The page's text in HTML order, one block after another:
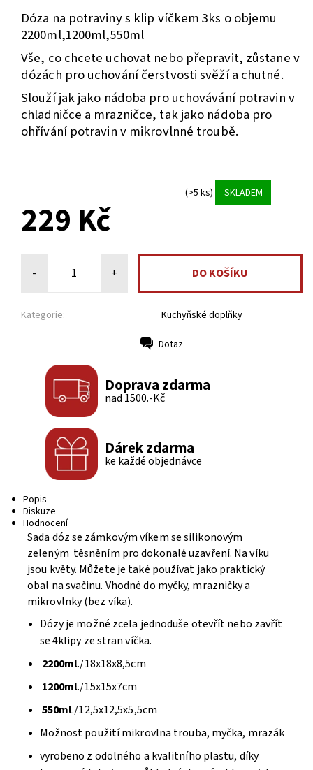
Dóza na potraviny s klip víčkem 3ks o objemu
2200ml,1200ml,550ml
Vše, co chcete uchovat nebo přepravit, zůstane v
dózách pro uchování čerstvosti svěží a chutné.
Slouží jak jako nádoba pro uchovávání potravin v
chladničce a mrazničce, tak jako nádoba pro
ohřívání potravin v mikrovlnné troubě.
(>5 ks) SKLADEM
229 Kč
- +
Kategorie: Kuchyňské doplňky
Dotaz
Doprava zdarma
nad 1500.-Kč
Dárek zdarma
ke každé objednávce
Popis
Diskuze
Hodnocení
Sada dóz se zámkovým víkem se silikonovým
zeleným těsněním pro dokonalé uzavření. Na víku
jsou květy. Můžete je také používat jako praktický
obal na svačinu. Vhodné do myčky, mrazničky a
mikrovlnky (bez víka).
Dózy je možné zcela jednoduše otevřít nebo zavřít
se 4klipy ze stran víčka.
2200ml./18x18x8,5cm
1200ml./15x15x7cm
550ml./12,5x12,5x5,5cm
Možnost použití mikrovlna trouba, myčka, mrazák
vyrobeno z odolného a kvalitního plastu, díky